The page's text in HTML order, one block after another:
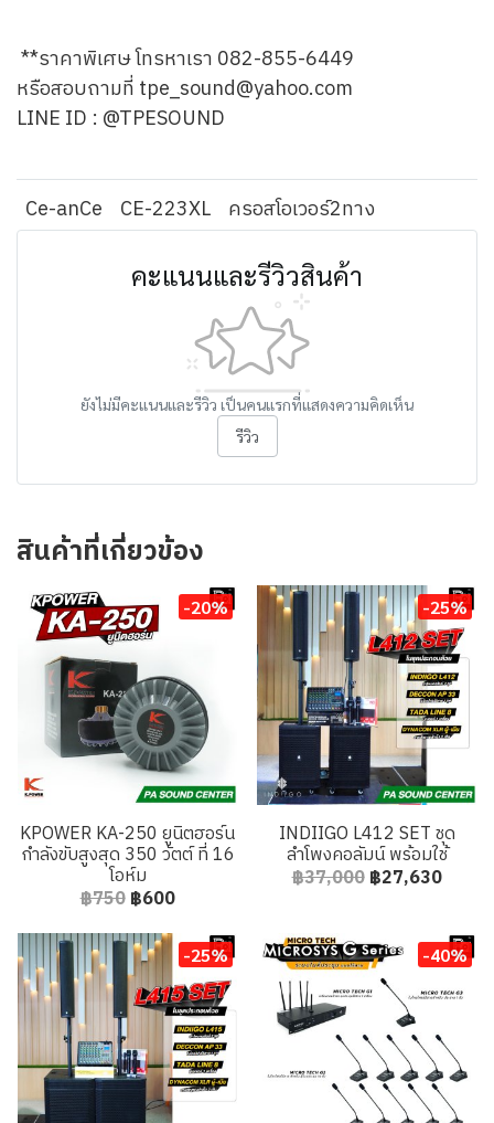
**ราคาพิเศษ โทรหาเรา 082-855-6449
หรือสอบถามที่ tpe_sound@yahoo.com
LINE ID : @TPESOUND
Ce-anCe CE-223XL ครอสโอเวอร์2ทาง
คะแนนและรีวิวสินค้า
ยังไม่มีคะแนนและรีวิว เป็นคนแรกที่แสดงความคิดเห็น
รีวิว
สินค้าที่เกี่ยวข้อง
-20%
KPOWER KA-250 ยูนิตฮอร์น
กำลังขับสูงสุด 350 วัตต์ ที่ 16
โอห์ม
฿750 ฿600
-25%
INDIIGO L412 SET ชุด
ลำโพงคอลัมน์ พร้อมใช้
฿37,000 ฿27,630
-25% -40%